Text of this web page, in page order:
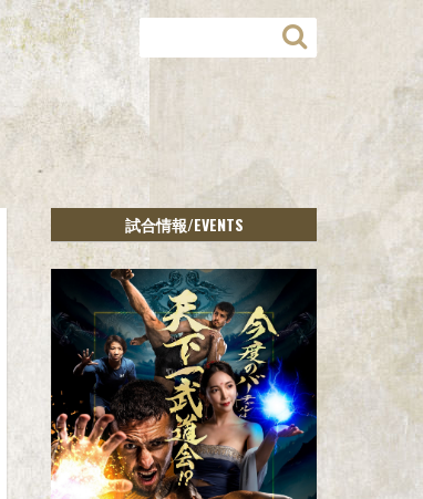
試合情報/EVENTS